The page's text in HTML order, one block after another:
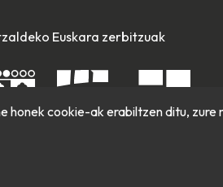
Euskara zerbitzuak
honek cookie-ak erabiltzen ditu,